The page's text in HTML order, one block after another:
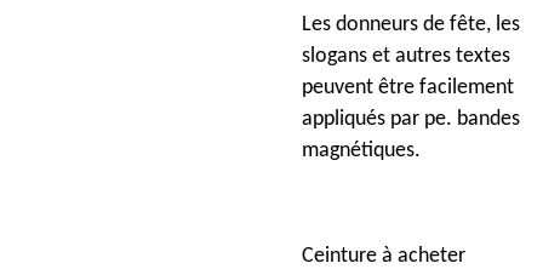
Les donneurs de fête, les
slogans et autres textes
peuvent être facilement
appliqués par pe. bandes
magnétiques.
Ceinture à acheter